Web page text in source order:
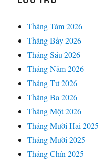
Tháng Tám 2026
Tháng Bảy 2026
Tháng Sáu 2026
Tháng Năm 2026
Tháng Tư 2026
Tháng Ba 2026
Tháng Một 2026
Tháng Mười Hai 2025
Tháng Mười 2025
Tháng Chín 2025